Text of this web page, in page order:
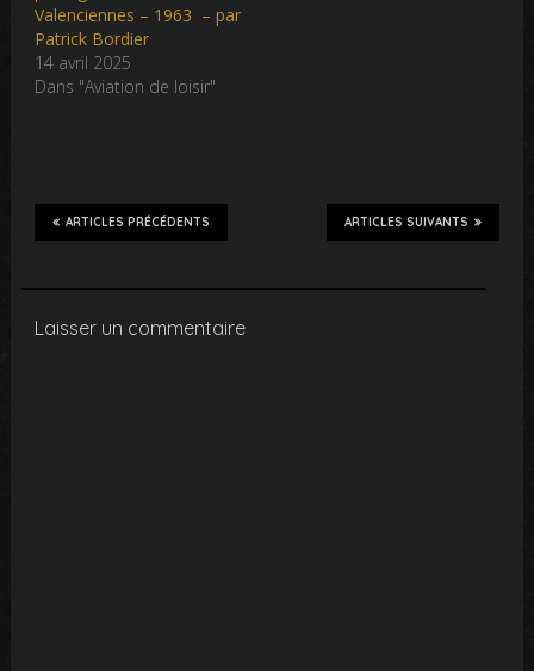
Valenciennes – 1963 – par
Patrick Bordier
14 avril 2025
Dans "Aviation de loisir"
ARTICLES SUIVANTS
ARTICLES PRÉCÉDENTS
Laisser un commentaire